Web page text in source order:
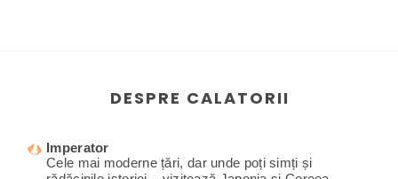
DESPRE CALATORII
Imperator
Cele mai moderne țări, dar unde poți simți și